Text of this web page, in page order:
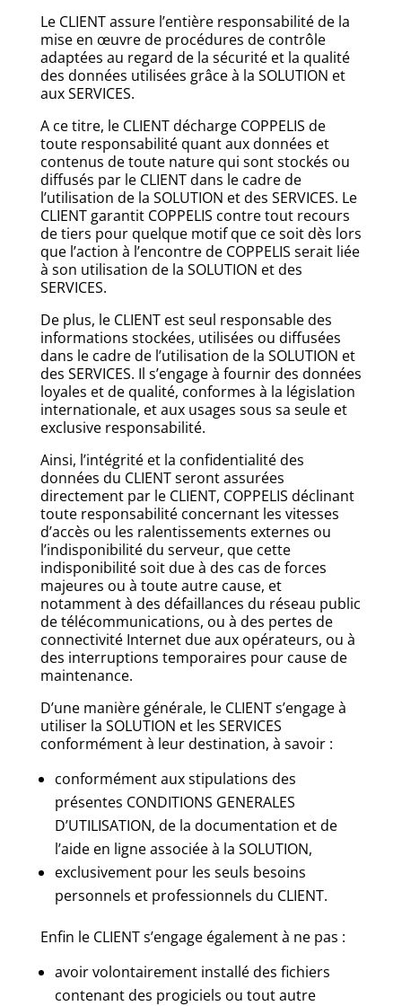
Le CLIENT assure l’entière responsabilité de la
mise en œuvre de procédures de contrôle
adaptées au regard de la sécurité et la qualité
des données utilisées grâce à la SOLUTION et
aux SERVICES.
A ce titre, le CLIENT décharge COPPELIS de
toute responsabilité quant aux données et
contenus de toute nature qui sont stockés ou
diffusés par le CLIENT dans le cadre de
l’utilisation de la SOLUTION et des SERVICES. Le
CLIENT garantit COPPELIS contre tout recours
de tiers pour quelque motif que ce soit dès lors
que l’action à l’encontre de COPPELIS serait liée
à son utilisation de la SOLUTION et des
SERVICES.
De plus, le CLIENT est seul responsable des
informations stockées, utilisées ou diffusées
dans le cadre de l’utilisation de la SOLUTION et
des SERVICES. Il s’engage à fournir des données
loyales et de qualité, conformes à la législation
internationale, et aux usages sous sa seule et
exclusive responsabilité.
Ainsi, l’intégrité et la confidentialité des
données du CLIENT seront assurées
directement par le CLIENT, COPPELIS déclinant
toute responsabilité concernant les vitesses
d’accès ou les ralentissements externes ou
l’indisponibilité du serveur, que cette
indisponibilité soit due à des cas de forces
majeures ou à toute autre cause, et
notamment à des défaillances du réseau public
de télécommunications, ou à des pertes de
connectivité Internet due aux opérateurs, ou à
des interruptions temporaires pour cause de
maintenance.
D’une manière générale, le CLIENT s’engage à
utiliser la SOLUTION et les SERVICES
conformément à leur destination, à savoir :
conformément aux stipulations des
présentes CONDITIONS GENERALES
D’UTILISATION, de la documentation et de
l’aide en ligne associée à la SOLUTION,
exclusivement pour les seuls besoins
personnels et professionnels du CLIENT.
Enfin le CLIENT s’engage également à ne pas :
avoir volontairement installé des fichiers
contenant des progiciels ou tout autre